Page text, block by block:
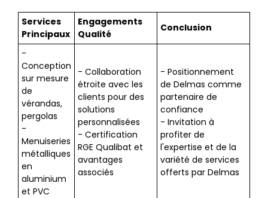
Services
Principaux
Engagements
Qualité
Conclusion
-
Conception
sur mesure
de
vérandas,
pergolas
-
Menuiseries
métalliques
en
aluminium
et PVC
- Collaboration
étroite avec les
clients pour des
solutions
personnalisées
- Certification
RGE Qualibat et
avantages
associés
- Positionnement
de Delmas comme
partenaire de
confiance
- Invitation à
profiter de
l'expertise et de la
variété de services
offerts par Delmas